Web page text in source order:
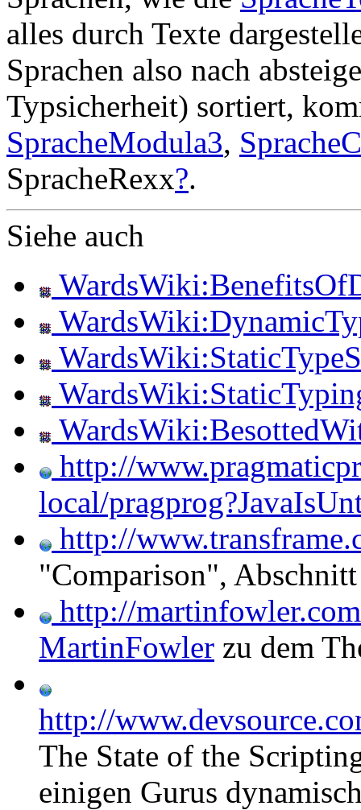
alles durch Texte
Sprachen also nach
Typsicherheit) sortiert,
SpracheModula3,
SpracheRexx?.
Siehe auch
http://
local/
http://
"Comparison",
http://
MartinFowler zu dem
http://
The State of the
einigen Gurus